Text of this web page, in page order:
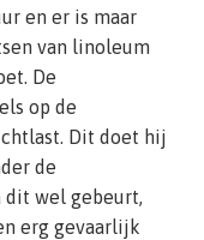
en er is maar
van linoleum
De
op de
Dit doet hij
de
dit wel gebeurt,
erg gevaarlijk